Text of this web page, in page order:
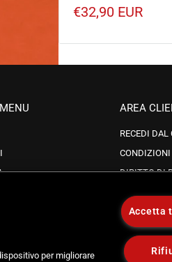
Prezzo
€32,90 EUR
AREA
RECEDI DAL
DIRITTO DI
PRIVACY
IA
NEWSLETTER
per migliorare
Accetta